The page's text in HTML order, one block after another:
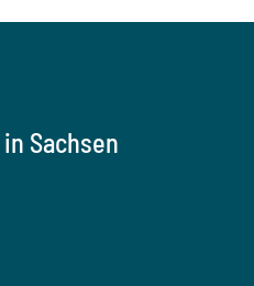
in Sachsen